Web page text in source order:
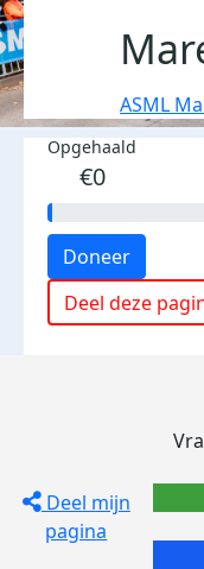
ASML
Opgehaald
€0
Doneer
Deel deze
Deel mijn
pagina